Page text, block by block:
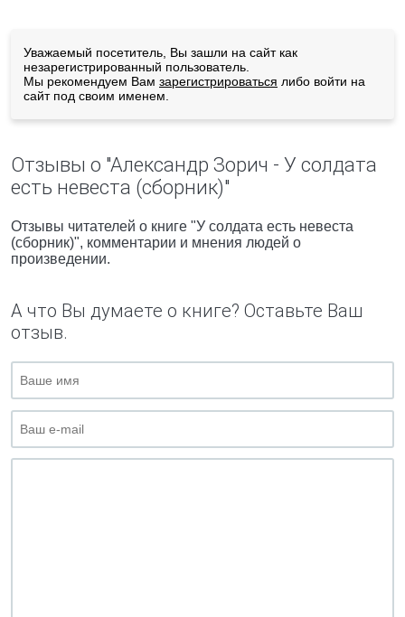
Уважаемый посетитель, Вы зашли на сайт как
незарегистрированный пользователь.
Мы рекомендуем Вам зарегистрироваться либо войти на
сайт под своим именем.
Отзывы о "Александр Зорич - У солдата
есть невеста (сборник)"
Отзывы читателей о книге "У солдата есть невеста
(сборник)", комментарии и мнения людей о
произведении.
А что Вы думаете о книге? Оставьте Ваш
отзыв.